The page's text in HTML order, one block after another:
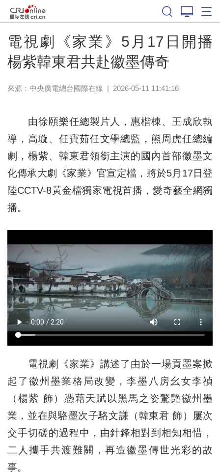
電視劇《家業》5月17日開播
楊紫韓東君共赴徽墨傳奇
來源：中央廣電總台國際在線 | 2026-05-11 11:41:16
由徐頤樂任總製片人，惠楷棟、王成欣執
導，高璇、任寶茹任文學總監，熊周虎任總編
劇，楊紫、韓東君領銜主演的國內首部徽墨文
化傳承大劇《家業》官宣定檔，將於5月17日登
陸CCTV-8黃金檔獨家電視首播，愛奇藝全網獨
播。
電視劇《家業》講述了由於一場貢墨案掀
起了徽州墨業格局改變，李墨八房幺女李禎
（楊紫 飾）憑藉天賦以黑馬之姿驚艷徽州墨
業，並在與駱墨次子駱文謙（韓東君 飾）屢次
交手切磋的過程中，由針鋒相對到相知相惜，
二人攜手共渡難關，再造徽墨傳世光彩的故
事。